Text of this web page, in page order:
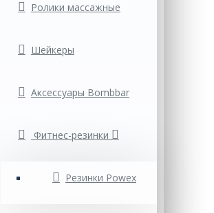
Ролики массажные
Шейкеры
Аксессуары Bombbar
Фитнес-резинки
Резинки Powex